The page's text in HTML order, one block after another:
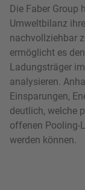
Die Faber Group
Umweltbilanz
nachvollziehbar
ermöglicht es
Ladungsträger
analysieren.
Einsparungen,
deutlich, welche
offenen Pooling-
werden können.